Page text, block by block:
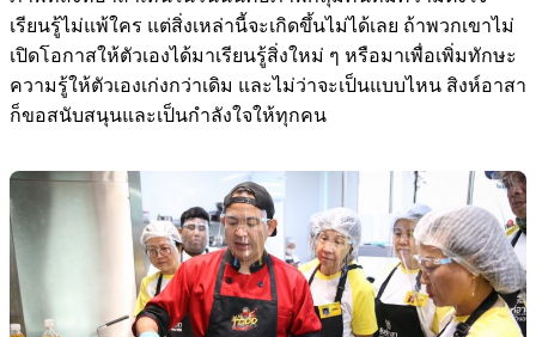
เรียนรู้ไม่แพ้ใคร แต่สิ่งเหล่านี้จะเกิดขึ้นไม่ได้เลย ถ้าพวกเขาไม่
เปิดโอกาสให้ตัวเองได้มาเรียนรู้สิ่งใหม่ ๆ หรือมาเพื่อเพิ่มทักษะ
ความรู้ให้ตัวเองเก่งกว่าเดิม และไม่ว่าจะเป็นแบบไหน สิงห์อาสา
ก็ขอสนับสนุนและเป็นกำลังใจให้ทุกคน